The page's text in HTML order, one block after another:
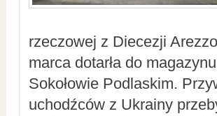
rzeczowej z Diecezji
marca dotarła do
Sokołowie Podlaskim.
uchodźców z Ukrainy